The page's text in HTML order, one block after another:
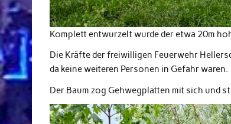
Komplett entwurzelt wurde der etwa 20m
Die Kräfte der freiwilligen Feuerwehr
da keine weiteren Personen in Gefahr waren.
Der Baum zog Gehwegplatten mit sich und